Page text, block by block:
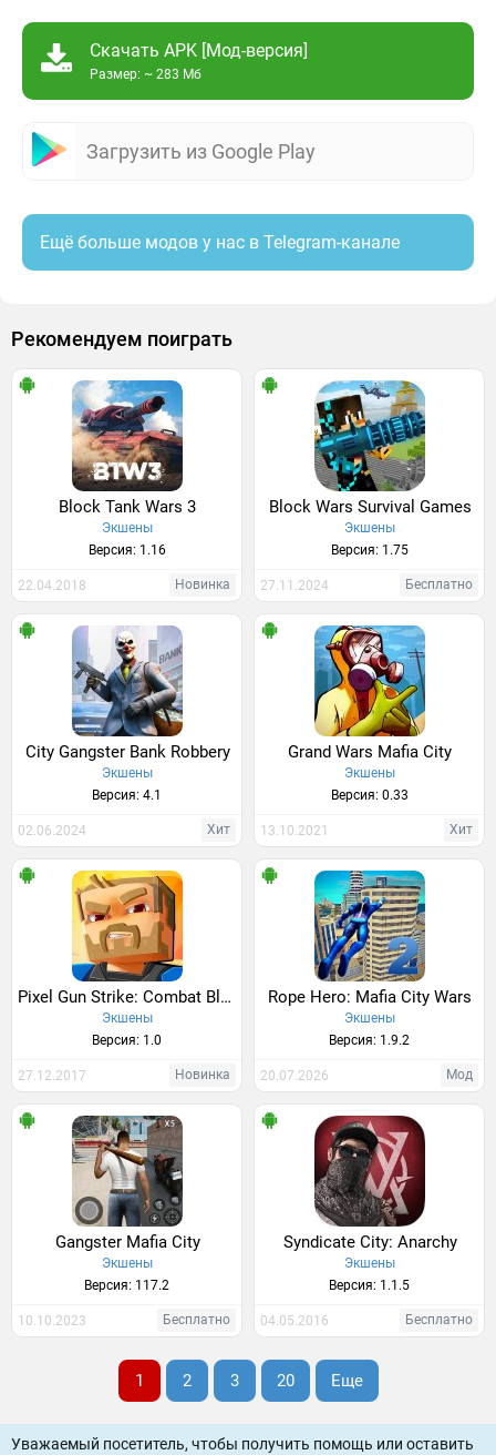
Скачать APK [Мод-версия]
Размер: ~ 283 Мб
Загрузить из Google Play
Ещё больше модов у нас в Telegram-канале
Рекомендуем поиграть
Block Tank Wars 3
Экшены
Версия: 1.16
22.04.2018 Новинка
Block Wars Survival Games
Экшены
Версия: 1.75
27.11.2024 Бесплатно
City Gangster Bank Robbery
Экшены
Версия: 4.1
02.06.2024 Хит
Grand Wars Mafia City
Экшены
Версия: 0.33
13.10.2021 Хит
Pixel Gun Strike: Combat Block
Экшены
Версия: 1.0
27.12.2017 Новинка
Rope Hero: Mafia City Wars
Экшены
Версия: 1.9.2
20.07.2026 Мод
Gangster Mafia City
Экшены
Версия: 117.2
10.10.2023 Бесплатно
Syndicate City: Anarchy
Экшены
Версия: 1.1.5
04.05.2016 Бесплатно
1 2 3 20 Еще
Уважаемый посетитель, чтобы получить помощь или оставить